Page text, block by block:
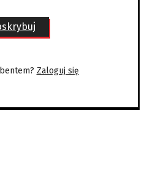
Zaloguj się